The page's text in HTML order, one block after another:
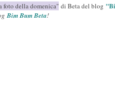
foto della domenica"di Beta del blog
Bim Bum Beta!